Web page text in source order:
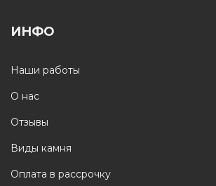
ИНФО
Наши работы
О нас
Отзывы
Виды камня
Оплата в рассрочку